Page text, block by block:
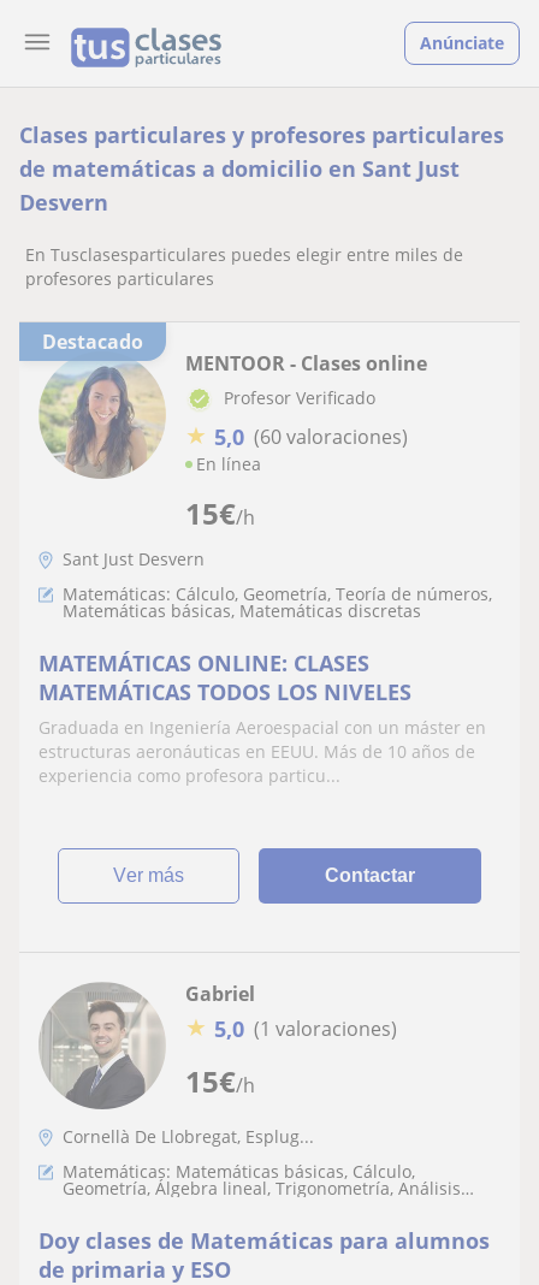
Anúnciate
Clases particulares y profesores particulares
de matemáticas a domicilio en Sant Just
Desvern
En Tusclasesparticulares puedes elegir entre miles de
profesores particulares
Destacado
15€/h
MENTOOR - Clases online
Profesor Verificado
★ 5,0 (60 valoraciones)
En línea
Sant Just Desvern
Matemáticas: Cálculo, Geometría, Teoría de números,
Matemáticas básicas, Matemáticas discretas
MATEMÁTICAS ONLINE: CLASES
MATEMÁTICAS TODOS LOS NIVELES
Graduada en Ingeniería Aeroespacial con un máster en
estructuras aeronáuticas en EEUU. Más de 10 años de
experiencia como profesora particu...
ver más Contactar
15€/h
Gabriel
★ 5,0 (1 valoraciones)
Cornellà De Llobregat, Esplug...
Matemáticas: Matemáticas básicas, Cálculo,
Geometría, Álgebra lineal, Trigonometría, Análisis
numérico, Teoría de números, Matemáticas discretas
Doy clases de Matemáticas para alumnos
de primaria y ESO